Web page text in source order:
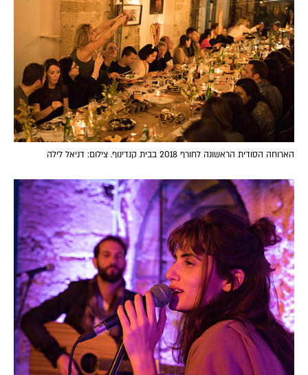
הארוחה הסודית הראשונה לחורף 2018 בבית קנדינוף. צילום: דניאל לילה